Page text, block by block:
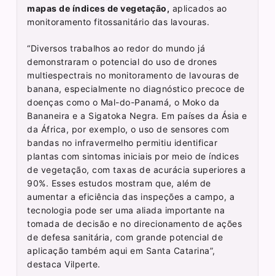
mapas de índices de vegetação, aplicados ao
monitoramento fitossanitário das lavouras.
“Diversos trabalhos ao redor do mundo já
demonstraram o potencial do uso de drones
multiespectrais no monitoramento de lavouras de
banana, especialmente no diagnóstico precoce de
doenças como o Mal-do-Panamá, o Moko da
Bananeira e a Sigatoka Negra. Em países da Ásia e
da África, por exemplo, o uso de sensores com
bandas no infravermelho permitiu identificar
plantas com sintomas iniciais por meio de índices
de vegetação, com taxas de acurácia superiores a
90%. Esses estudos mostram que, além de
aumentar a eficiência das inspeções a campo, a
tecnologia pode ser uma aliada importante na
tomada de decisão e no direcionamento de ações
de defesa sanitária, com grande potencial de
aplicação também aqui em Santa Catarina”,
destaca Vilperte.